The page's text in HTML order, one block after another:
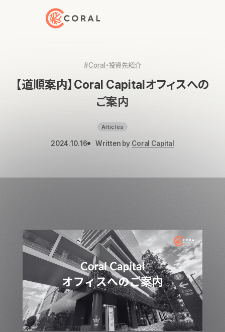
トップページへ戻る
#Coral・投資先紹介
【道順案内】Coral Capitalオフィスへの
ご案内
Articles
2024.10.16 Written by Coral Capital